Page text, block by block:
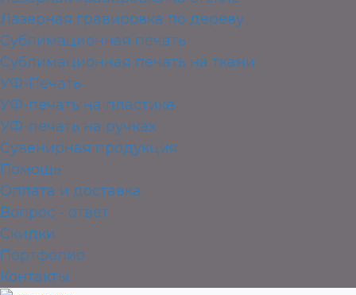
Лазерная гравировка по дереву
Сублимационная печать
Сублимационная печать на ткани
УФ-Печать
УФ-печать на пластике
УФ-печать на ручках
Сувенирная продукция
Помощь
Оплата и доставка
Вопрос - ответ
Скидки
Портфолио
Контакты